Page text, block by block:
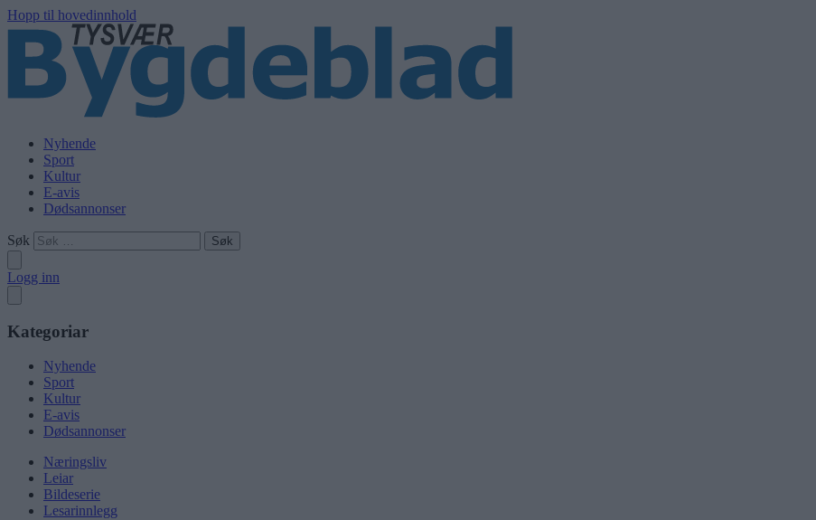
Hopp til hovedinnhold
Nyhende
Sport
Kultur
E-avis
Dødsannonser
Søk
Logg inn
Kategoriar
Nyhende
Sport
Kultur
E-avis
Dødsannonser
Næringsliv
Leiar
Bildeserie
Lesarinnlegg